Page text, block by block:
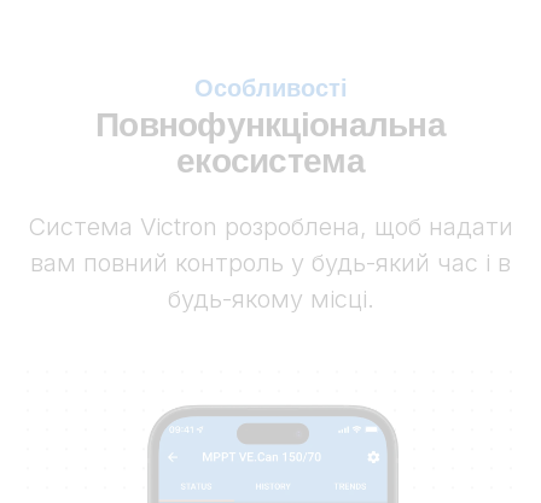
Особливості
Повнофункціональна
екосистема
Система Victron розроблена, щоб надати
вам повний контроль у будь-який час і в
будь-якому місці.